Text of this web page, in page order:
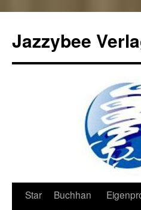
Jazzybee
Zum
Star
Buchhan